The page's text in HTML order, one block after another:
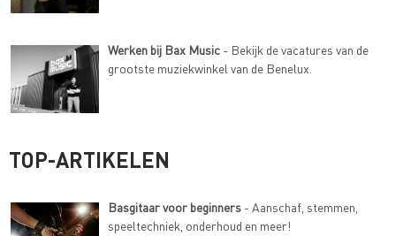
Werken bij Bax Music - Bekijk de vacatures van de
grootste muziekwinkel van de Benelux.
TOP-ARTIKELEN
Basgitaar voor beginners - Aanschaf, stemmen,
speeltechniek, onderhoud en meer!